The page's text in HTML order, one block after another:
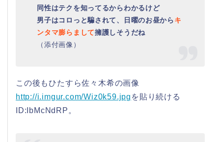
同性はテクを知ってるからわかるけど
男子はコロっと騙されて、日曜のお昼からキ
ンタマ膨らまして擁護しそうだね
（添付画像）
この後もひたすら佐々木希の画像
http://i.imgur.com/Wiz0k59.jpg を貼り続ける
ID:IbMcNdRP。